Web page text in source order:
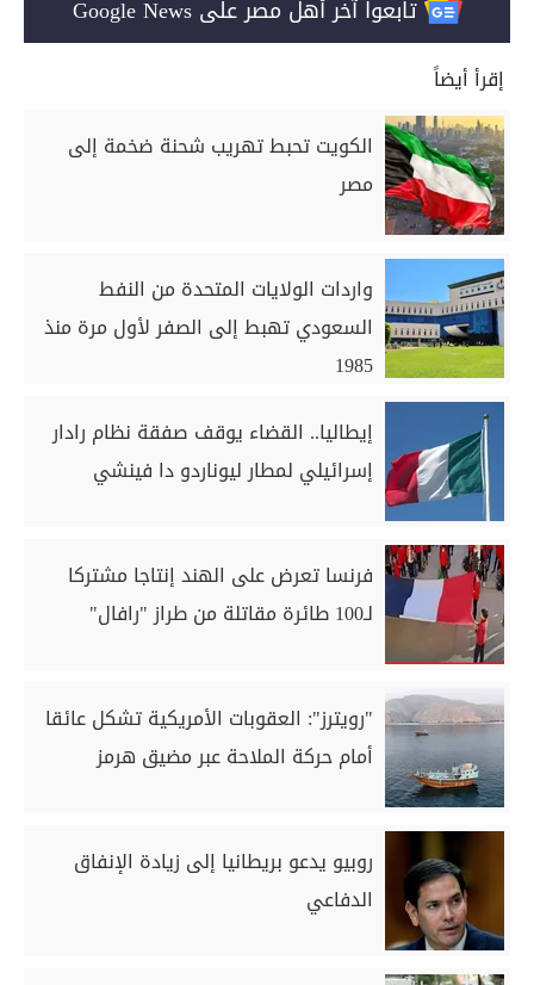
تابعوا آخر أهل مصر على Google News
إقرأ أيضاً
الكويت تحبط تهريب شحنة ضخمة إلى
مصر
واردات الولايات المتحدة من النفط
السعودي تهبط إلى الصفر لأول مرة منذ
1985
إيطاليا.. القضاء يوقف صفقة نظام رادار
إسرائيلي لمطار ليوناردو دا فينشي
فرنسا تعرض على الهند إنتاجا مشتركا
لـ100 طائرة مقاتلة من طراز "رافال"
"رويترز": العقوبات الأمريكية تشكل عائقا
أمام حركة الملاحة عبر مضيق هرمز
روبيو يدعو بريطانيا إلى زيادة الإنفاق
الدفاعي